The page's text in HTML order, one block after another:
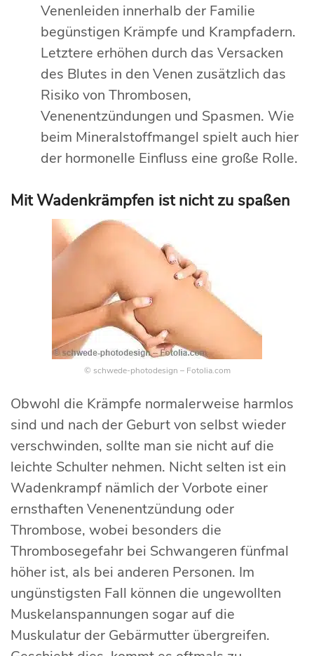
Venenleiden innerhalb der Familie
begünstigen Krämpfe und Krampfadern.
Letztere erhöhen durch das Versacken
des Blutes in den Venen zusätzlich das
Risiko von Thrombosen,
Venenentzündungen und Spasmen. Wie
beim Mineralstoffmangel spielt auch hier
der hormonelle Einfluss eine große Rolle.
Mit Wadenkrämpfen ist nicht zu spaßen
© schwede-photodesign – Fotolia.com
Obwohl die Krämpfe normalerweise harmlos
sind und nach der Geburt von selbst wieder
verschwinden, sollte man sie nicht auf die
leichte Schulter nehmen. Nicht selten ist ein
Wadenkrampf nämlich der Vorbote einer
ernsthaften Venenentzündung oder
Thrombose, wobei besonders die
Thrombosegefahr bei Schwangeren fünfmal
höher ist, als bei anderen Personen. Im
ungünstigsten Fall können die ungewollten
Muskelanspannungen sogar auf die
Muskulatur der Gebärmutter übergreifen.